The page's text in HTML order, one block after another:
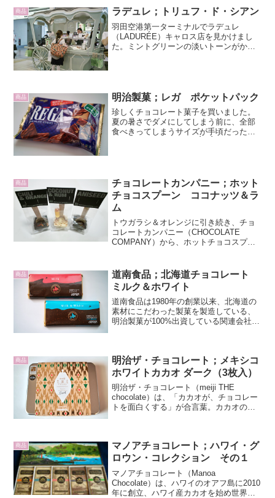
商品 ラデュレ；トリュフ・ド・シアン
羽田空港第一ターミナルでラデュレ
（LADURÉE）キャロス店を見かけまし
た。ミントグリーンの淡いトーンがかわ
商品 明治製菓；レガ ポケットパック
珍しくチョコレート菓子を買いました。
夏の暑さでダメにしてしまう前に、全部
食べきってしまうサイズが手頃だったの
商品
チョコレートカンパニー；ホット
チョコスプーン ココナッツ＆ラ
ム
トウガラシ＆オレンジに引き続き、チョ
コレートカンパニー（CHOCOLATE
COMPANY）から、ホットチョコスプー
介します。大きなホワイトチョコ...
商品
道南食品；北海道チョコレート
ミルク＆ホワイト
道南食品は1980年の創業以来、北海道の
素材にこだわった製菓を製造している、
明治製菓が100%出資している関連会社で
で買いました。上...
商品
明治ザ・チョコレート；メキシコ
ホワイトカカオ ダーク（3枚入）
明治ザ・チョコレート（meiji THE
chocolate）は、「カカオが、チョコレー
トを面白くする」が合言葉。カカオの奥
年の...
商品
マノアチョコレート；ハワイ・グ
ロウン・コレクション その１
マノアチョコレート（Manoa
Chocolate）は、ハワイのオアフ島に2010
年に創立、ハワイ産カカオを始め世界中